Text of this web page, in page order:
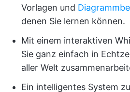
Vorlagen und
denen Sie lernen können.
Mit einem interaktiven
Sie ganz einfach in
aller Welt
Ein intelligentes System